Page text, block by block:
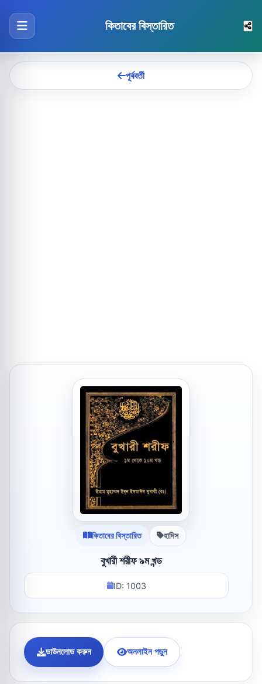
কিতাবের বিস্তারিত
পূর্ববর্তী
কিতাবের বিস্তারিত হাদিস
বুখারী শরীফ ৯ম খন্ড
ID: 1003
ডাউনলোড করুন অনলাইন পড়ুন